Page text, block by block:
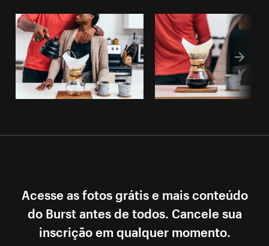
Acesse as fotos grátis e mais conteúdo
do Burst antes de todos. Cancele sua
inscrição em qualquer momento.